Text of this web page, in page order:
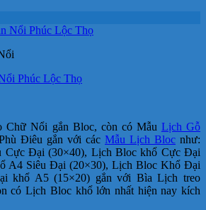
Phúc Lộc Thọ
Nổi gắn Bloc, còn có Mẫu Lịch Gỗ
Điêu gắn với các Mẫu Lịch Bloc như:
Cực Đại (30×40), Lịch Bloc khổ Cực Đại
A4 Siêu Đại (20×30), Lịch Bloc Khổ Đại
khổ A5 (15×20) gắn với Bìa Lịch treo
có Lịch Bloc khổ lớn nhất hiện nay kích